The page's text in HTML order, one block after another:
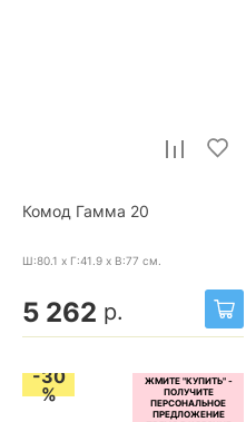
Комод Гамма 20
Ш:80.1 x Г:41.9 x В:77 см.
5 262 р.
-30
%